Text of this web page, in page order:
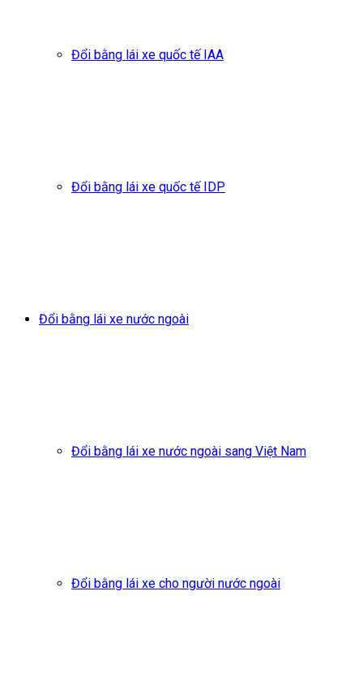
Đổi bằng lái xe quốc tế IAA
Đổi bằng lái xe quốc tế IDP
Đổi bằng lái xe nước ngoài
Đổi bằng lái xe nước ngoài sang Việt Nam
Đổi bằng lái xe cho người nước ngoài